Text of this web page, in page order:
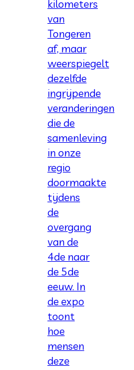
kilometers
van
Tongeren
af, maar
weerspiegelt
dezelfde
ingrijpende
veranderingen
die de
samenleving
in onze
regio
doormaakte
tijdens
de
overgang
van de
4de naar
de 5de
eeuw. In
de expo
toont
hoe
mensen
deze